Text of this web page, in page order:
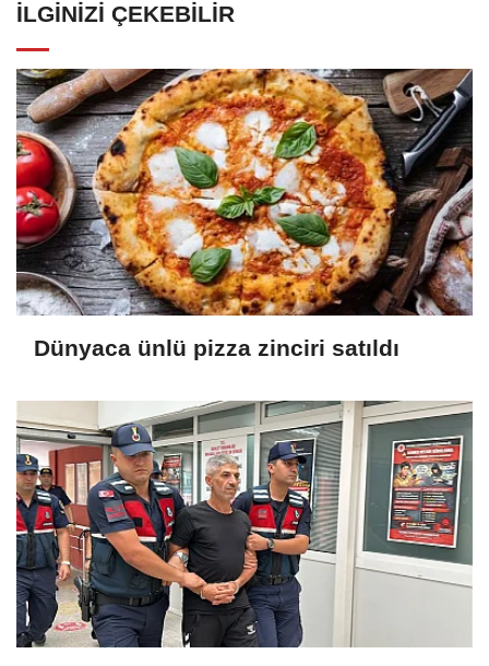
İLGINIZI ÇEKEBILIR
Dünyaca ünlü pizza zinciri satıldı